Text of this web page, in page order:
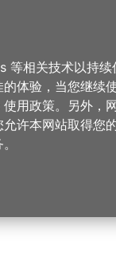
、购物 > 清真合酱菜-
菜-闪
等相关技术以持续
体验，当您继续
用政策。另外，
许本网站取得您